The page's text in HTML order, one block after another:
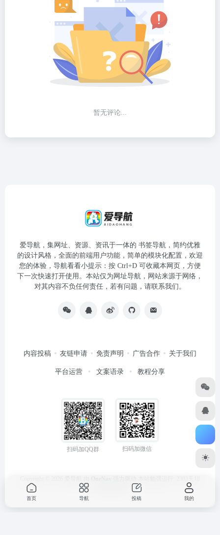
暂无评论...
爱导航，集网址、资源、资讯于一体的 书签导航，简约优雅
的设计风格，全面的前端用户功能，简单的模块化配置，欢迎
您的体验，导航看看小提示：按 Ctrl+D 可收藏本网页，方便
下一次快速打开使用。本站仅为网址导航，网站来源于网络，
对其内容不负任何责任，若有问题，请联系我们。
内容投稿 友链申请 免责声明 广告合作 关于我们
平台运营 文案语录 教程分享
扫码加QQ群 扫码加微信
首页 导航 投稿 我的